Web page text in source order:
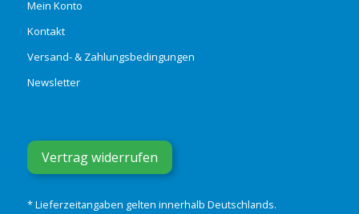
Mein Konto
Kontakt
Versand- & Zahlungsbedingungen
Newsletter
Vertrag widerrufen
* Lieferzeitangaben gelten innerhalb Deutschlands.